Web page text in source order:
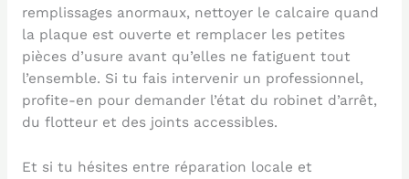
remplissages anormaux, nettoyer le calcaire quand
la plaque est ouverte et remplacer les petites
pièces d’usure avant qu’elles ne fatiguent tout
l’ensemble. Si tu fais intervenir un professionnel,
profite-en pour demander l’état du robinet d’arrêt,
du flotteur et des joints accessibles.
Et si tu hésites entre réparation locale et